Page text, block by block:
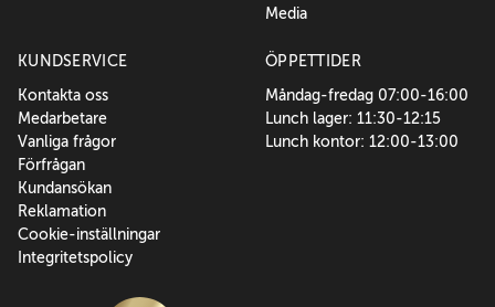
Media
KUNDSERVICE
Kontakta oss
Medarbetare
Vanliga frågor
Förfrågan
Kundansökan
Reklamation
Cookie-inställningar
Integritetspolicy
ÖPPETTIDER
Måndag-fredag 07:00-16:00
Lunch lager: 11:30-12:15
Lunch kontor: 12:00-13:00